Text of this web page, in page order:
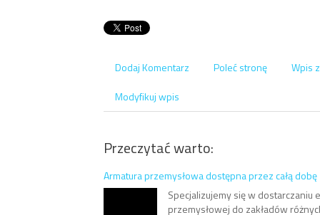
Dodaj Komentarz Poleć stronę
Wpis
Modyfikuj wpis
Przeczytać warto:
Armatura przemysłowa dostępna przez całą dobę
Specjalizujemy się w dostarczaniu
przemysłowej do zakładów